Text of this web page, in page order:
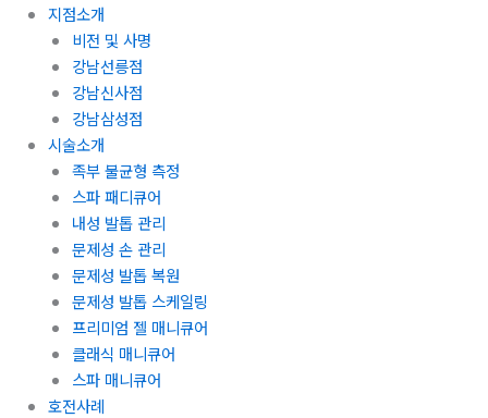
지점소개
비전 및 사명
강남선릉점
강남신사점
강남삼성점
시술소개
족부 불균형 측정
스파 패디큐어
내성 발톱 관리
문제성 손 관리
문제성 발톱 복원
문제성 발톱 스케일링
프리미엄 젤 매니큐어
클래식 매니큐어
스파 매니큐어
호전사례